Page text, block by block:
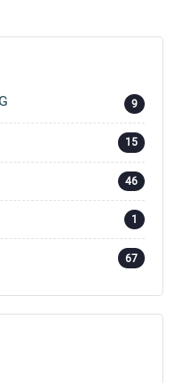
9
15
46
1
67